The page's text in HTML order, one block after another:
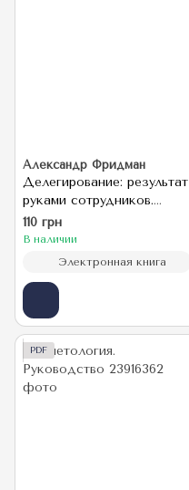
Александр Фридман
Делегирование: результат
руками сотрудников.
Технология регулярного
менеджмента
110 грн
В наличии
Электронная книга
PDF